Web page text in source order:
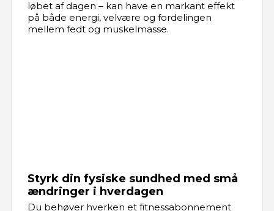
løbet af dagen – kan have en markant effekt
på både energi, velvære og fordelingen
mellem fedt og muskelmasse.
Styrk din fysiske sundhed med små
ændringer i hverdagen
Du behøver hverken et fitnessabonnement